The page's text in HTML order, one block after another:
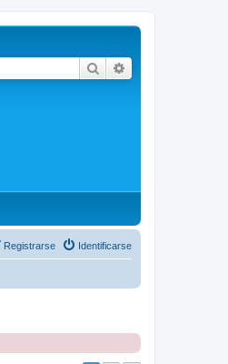
Buscar
Identificarse
Registrarse